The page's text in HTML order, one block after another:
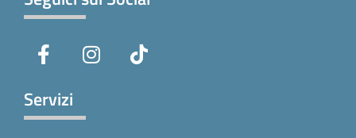
a
e
b
n
i
Servizi